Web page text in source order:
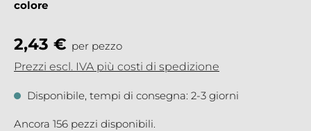
2,43 € per pezzo
Prezzi escl. IVA più costi di spedizione
Disponibile, tempi di consegna: 2-3 giorni
Ancora 156 pezzi disponibili.
colore